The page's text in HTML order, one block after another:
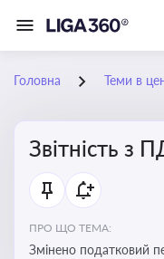
Головна Теми в
Звітність з
ПРО ЩО ТЕМА:
Змінено податковий